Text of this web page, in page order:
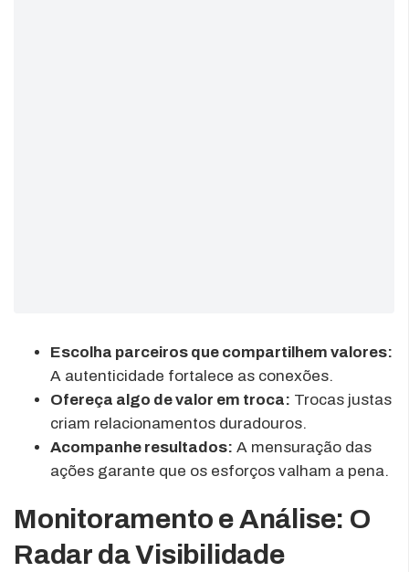
Escolha parceiros que compartilhem valores:
A autenticidade fortalece as conexões.
Ofereça algo de valor em troca: Trocas justas
criam relacionamentos duradouros.
Acompanhe resultados: A mensuração das
ações garante que os esforços valham a pena.
Monitoramento e Análise: O
Radar da Visibilidade